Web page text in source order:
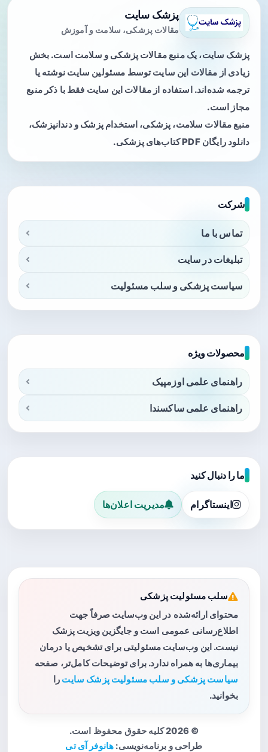
پزشک سایت
مقالات پزشکی، سلامت و آموزش
پزشک سایت، یک منبع مقالات پزشکی و سلامت است. بخش
زیادی از مقالات این سایت توسط مسئولین سایت نوشته یا
ترجمه شده‌اند. استفاده از مقالات این سایت فقط با ذکر منبع
مجاز است.
منبع مقالات سلامت، پزشکی، استخدام پزشک و دندانپزشک،
دانلود رایگان PDF کتاب‌های پزشکی.
شرکت
تماس با ما
تبلیغات در سایت
سیاست پزشکی و سلب مسئولیت
محصولات ویژه
راهنمای علمی اوزمپیک
راهنمای علمی ساکسندا
ما را دنبال کنید
اینستاگرام مدیریت اعلان‌ها
سلب مسئولیت پزشکی
محتوای ارائه‌شده در این وب‌سایت صرفاً جهت
اطلاع‌رسانی عمومی است و جایگزین ویزیت پزشک
نیست. این وب‌سایت مسئولیتی برای تشخیص یا درمان
بیماری‌ها به همراه ندارد. برای توضیحات کامل‌تر، صفحه
سیاست پزشکی و سلب مسئولیت پزشک سایت را
بخوانید.
© 2026 کلیه حقوق محفوظ است.
طراحی و برنامه‌نویسی: هانوفر آی تی